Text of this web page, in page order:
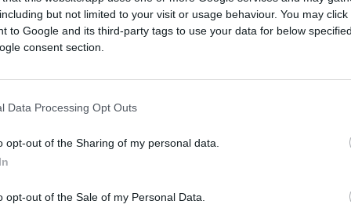
but not limited to your visit or usage behaviour. You may
to Google and its third-party tags to use your data for below
consent section.
Data Processing Opt Outs
opt-out of the Sharing of my personal data.
opt-out of the Sale of my Personal Data.
dell’intesa dopo una notte di intensi
colpito oltre 80 obiettivi iraniani
dei Guardiani della
agli attacchi del regime contro tre
le basi militari americane in Bahrein